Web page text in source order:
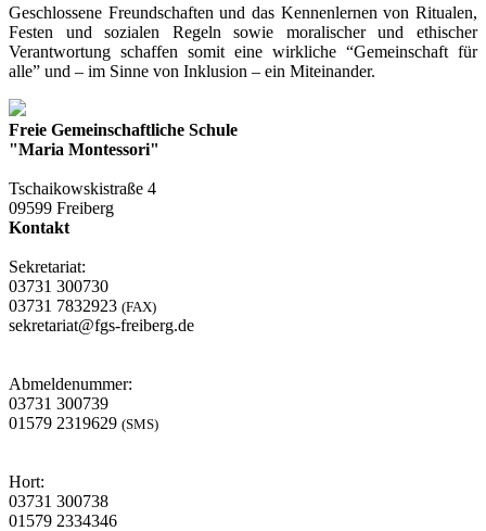
Geschlossene Freundschaften und das Kennenlernen von Ritualen,
Festen und sozialen Regeln sowie moralischer und ethischer
Verantwortung schaffen somit eine wirkliche “Gemeinschaft für
alle” und – im Sinne von Inklusion – ein Miteinander.
Freie Gemeinschaftliche Schule
"Maria Montessori"
Tschaikowskistraße 4
09599 Freiberg
Kontakt
Sekretariat:
03731 300730
03731 7832923 (FAX)
sekretariat@fgs-freiberg.de
Abmeldenummer:
03731 300739
01579 2319629 (SMS)
Hort:
03731 300738
01579 2334346